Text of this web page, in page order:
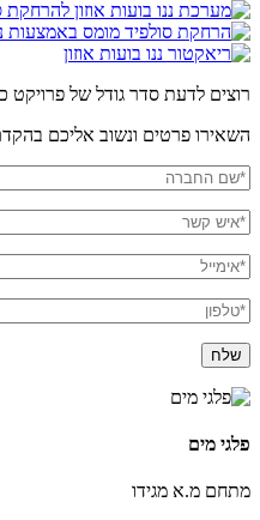
רוצים לדעת סדר גודל של פרויקט
השאירו פרטים ונשוב אליכם
פלגי מים
מתחם מ.א מגידו